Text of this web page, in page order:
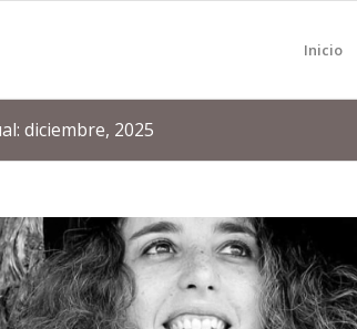
Inicio
diciembre, 2025